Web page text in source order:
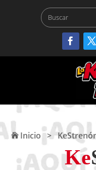
Inicio >
Ke